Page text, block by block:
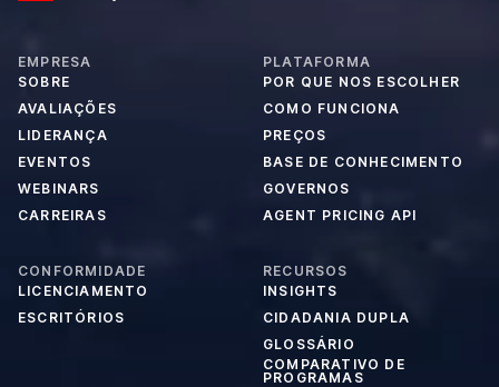
EMPRESA
SOBRE
AVALIAÇÕES
LIDERANÇA
EVENTOS
WEBINARS
CARREIRAS
PLATAFORMA
POR QUE NOS ESCOLHER
COMO FUNCIONA
PREÇOS
BASE DE CONHECIMENTO
GOVERNOS
AGENT PRICING API
CONFORMIDADE
LICENCIAMENTO
ESCRITÓRIOS
RECURSOS
INSIGHTS
CIDADANIA DUPLA
GLOSSÁRIO
COMPARATIVO DE
PROGRAMAS